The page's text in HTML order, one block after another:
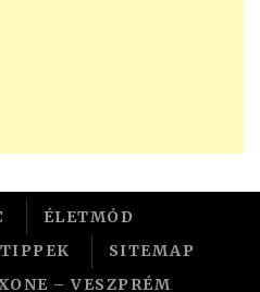
ÉLETMÓD
TIPPEK
SITEMAP
– VESZPRÉM